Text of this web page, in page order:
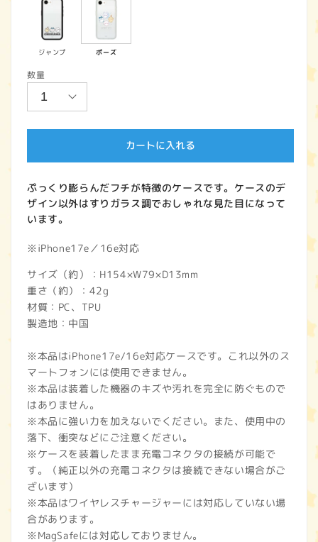
価
格
ジャンプ ポーズ
数量
カートに入れる
ぷっくり膨らんだフチが特徴のケースです。ケースのデ
ザイン以外はすりガラス調でおしゃれな見た目になって
います。
※iPhone17e／16e対応
サイズ（約）：H154×W79×D13mm
重さ（約）：42g
材質：PC、TPU
製造地：中国
※本品はiPhone17e/16e対応ケースです。これ以外のス
マートフォンには使用できません。
※本品は装着した機器のキズや汚れを完全に防ぐもので
はありません。
※本品に強い力を加えないでください。また、使用中の
落下、衝突などにご注意ください。
※ケースを装着したまま充電コネクタの接続が可能で
す。（純正以外の充電コネクタは接続できない場合がご
ざいます）
※本品はワイヤレスチャージャーには対応していない場
合があります。
※MagSafeには対応しておりません。